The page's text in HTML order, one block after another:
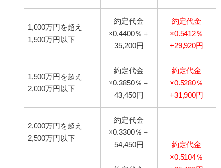
1,000万円を超え
1,500万円以下
約定代金
×0.4400％＋
35,200円
約定代金
×0.5412％
+29,920円
1,500万円を超え
2,000万円以下
約定代金
×0.3850％＋
43,450円
約定代金
×0.5280％
+31,900円
2,000万円を超え
2,500万円以下
約定代金
×0.3300％＋
54,450円
約定代金
×0.5104％